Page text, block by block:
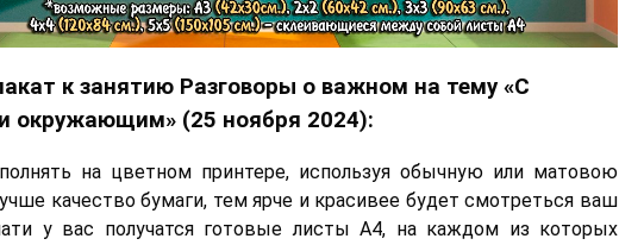
к занятию Разговоры о важном на тему «С
окружающим» (25 ноября 2024):
на цветном принтере, используя обычную или матовою
качество бумаги, тем ярче и красивее будет смотреться ваш
у вас получатся готовые листы А4, на каждом из которых